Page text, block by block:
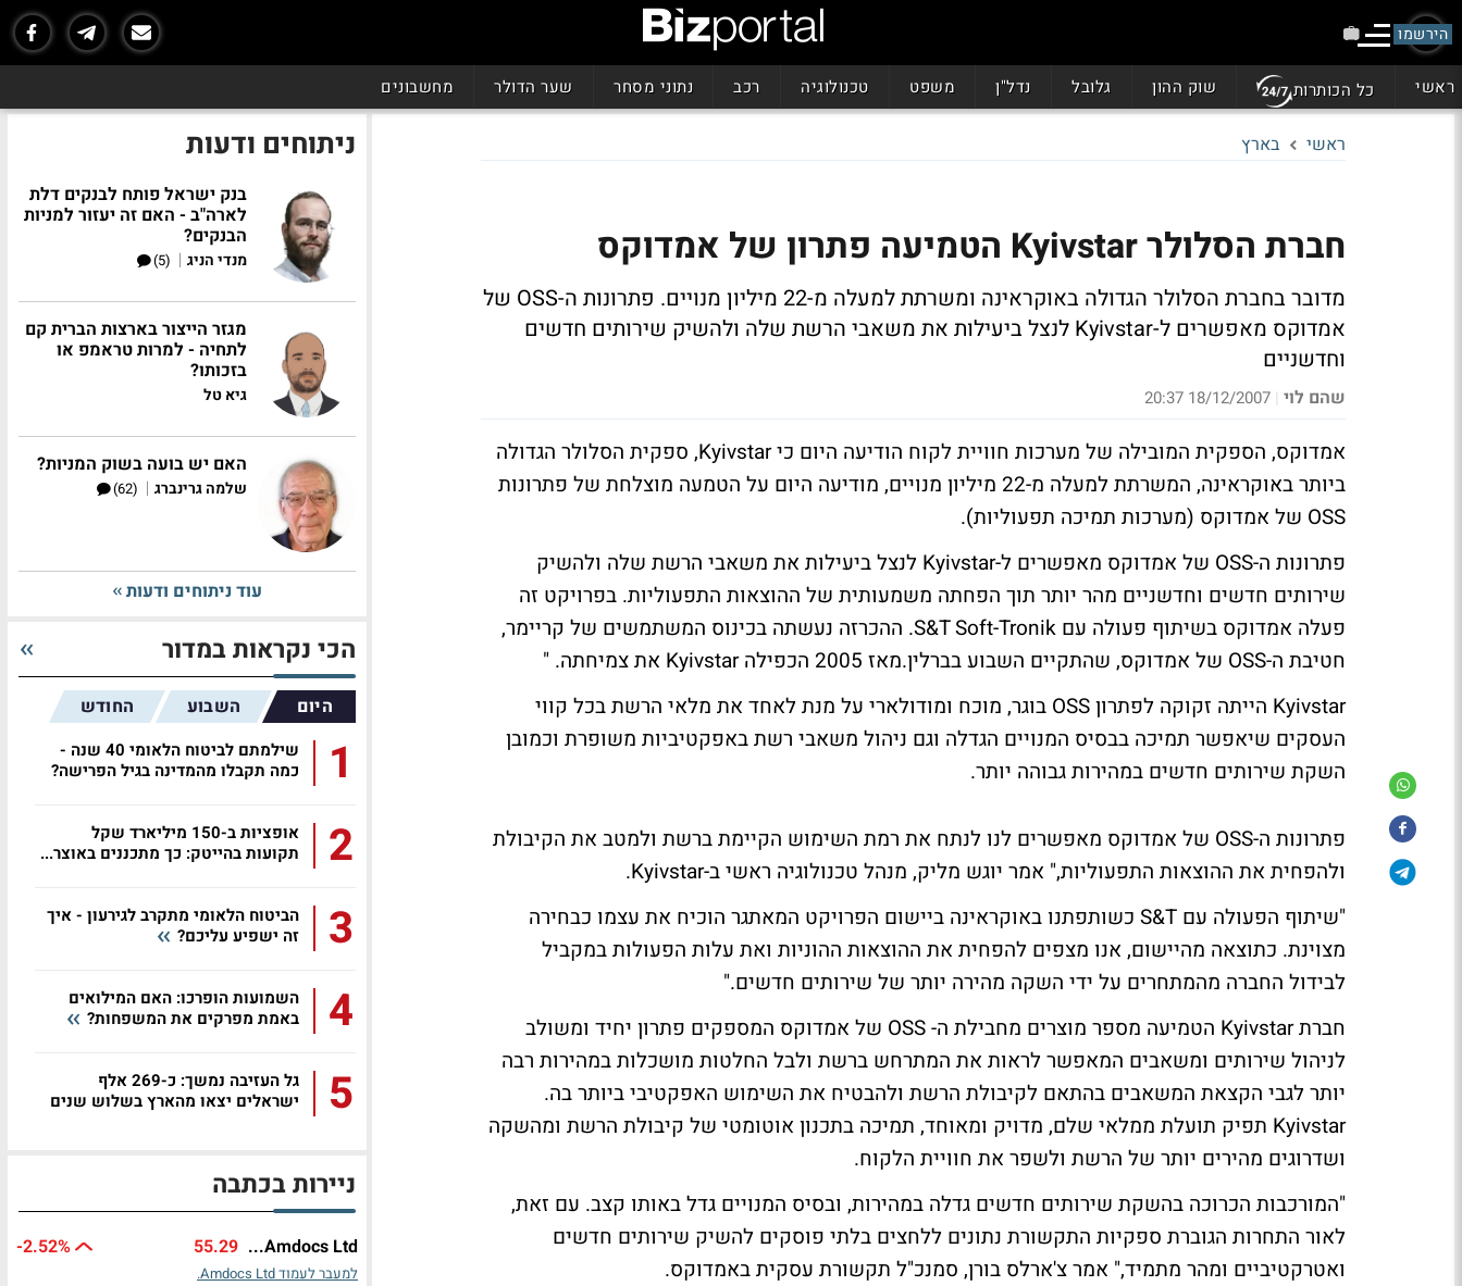
הירשמו
ראשי כל הכותרות שוק ההון גלובל נדל"ן משפט טכנולוגיה רכב נתוני מסחר שער הדולר מחשבונים
ראשי בארץ
חברת הסלולר Kyivstar הטמיעה פתרון של אמדוקס
מדובר בחברת הסלולר הגדולה באוקראינה ומשרתת למעלה מ-22 מיליון מנויים. פתרונות ה-OSS של
אמדוקס מאפשרים ל-Kyivstar לנצל ביעילות את משאבי הרשת שלה ולהשיק שירותים חדשים
וחדשניים
שהם לוי |
18/12/2007 20:37
אמדוקס, הספקית המובילה של מערכות חוויית לקוח הודיעה היום כי Kyivstar, ספקית הסלולר הגדולה
ביותר באוקראינה, המשרתת למעלה מ-22 מיליון מנויים, מודיעה היום על הטמעה מוצלחת של פתרונות
OSS של אמדוקס (מערכות תמיכה תפעוליות).
פתרונות ה-OSS של אמדוקס מאפשרים ל-Kyivstar לנצל ביעילות את משאבי הרשת שלה ולהשיק
שירותים חדשים וחדשניים מהר יותר תוך הפחתה משמעותית של ההוצאות התפעוליות. בפרויקט זה
פעלה אמדוקס בשיתוף פעולה עם S&T Soft-Tronik. ההכרזה נעשתה בכינוס המשתמשים של קריימר,
חטיבת ה-OSS של אמדוקס, שהתקיים השבוע בברלין.מאז 2005 הכפילה Kyivstar את צמיחתה. "
Kyivstar הייתה זקוקה לפתרון OSS בוגר, מוכח ומודולארי על מנת לאחד את מלאי הרשת בכל קווי
העסקים שיאפשר תמיכה בבסיס המנויים הגדלה וגם ניהול משאבי רשת באפקטיביות משופרת וכמובן
השקת שירותים חדשים במהירות גבוהה יותר.
פתרונות ה-OSS של אמדוקס מאפשרים לנו לנתח את רמת השימוש הקיימת ברשת ולמטב את הקיבולת
ולהפחית את ההוצאות התפעוליות," אמר יוגש מליק, מנהל טכנולוגיה ראשי ב-Kyivstar.
"שיתוף הפעולה עם S&T כשותפתנו באוקראינה ביישום הפרויקט המאתגר הוכיח את עצמו כבחירה
מצוינת. כתוצאה מהיישום, אנו מצפים להפחית את ההוצאות ההוניות ואת עלות הפעולות במקביל
לבידול החברה מהמתחרים על ידי השקה מהירה יותר של שירותים חדשים."
חברת Kyivstar הטמיעה מספר מוצרים מחבילת ה- OSS של אמדוקס המספקים פתרון יחיד ומשולב
לניהול שירותים ומשאבים המאפשר לראות את המתרחש ברשת ולבל החלטות מושכלות במהירות רבה
יותר לגבי הקצאת המשאבים בהתאם לקיבולת הרשת ולהבטיח את השימוש האפקטיבי ביותר בה.
Kyivstar תפיק תועלת ממלאי שלם, מדויק ומאוחד, תמיכה בתכנון אוטומטי של קיבולת הרשת ומהשקה
ושדרוגים מהירים יותר של הרשת ולשפר את חוויית הלקוח.
"המורכבות הכרוכה בהשקת שירותים חדשים גדלה במהירות, ובסיס המנויים גדל באותו קצב. עם זאת,
לאור התחרות הגוברת ספקיות התקשורת נתונים ללחצים בלתי פוסקים להשיק שירותים חדשים
ואטרקטיביים ומהר מתמיד," אמר צ'ארלס בורן, סמנכ"ל תקשורת עסקית באמדוקס.
ניתוחים ודעות
בנק ישראל פותח לבנקים דלת
לארה"ב - האם זה יעזור למניות
הבנקים?
מנדי הניג |
(5)
מגזר הייצור בארצות הברית קם
לתחיה - למרות טראמפ או
בזכותו?
גיא טל
האם יש בועה בשוק המניות?
שלמה גרינברג |
(62)
עוד ניתוחים ודעות
הכי נקראות במדור
היום השבוע החודש
1
שילמתם לביטוח הלאומי 40 שנה -
כמה תקבלו מהמדינה בגיל הפרישה?
2
אופציות ב-150 מיליארד שקל
תקועות בהייטק: כך מתכננים באוצר...
3
הביטוח הלאומי מתקרב לגירעון - איך
זה ישפיע עליכם?
4
השמועות הופרכו: האם המילואים
באמת מפרקים את המשפחות?
5
גל העזיבה נמשך: כ-269 אלף
ישראלים יצאו מהארץ בשלוש שנים
ניירות בכתבה
Amdocs Ltd...
55.29
-2.52%
למעבר לעמוד Amdocs Ltd.